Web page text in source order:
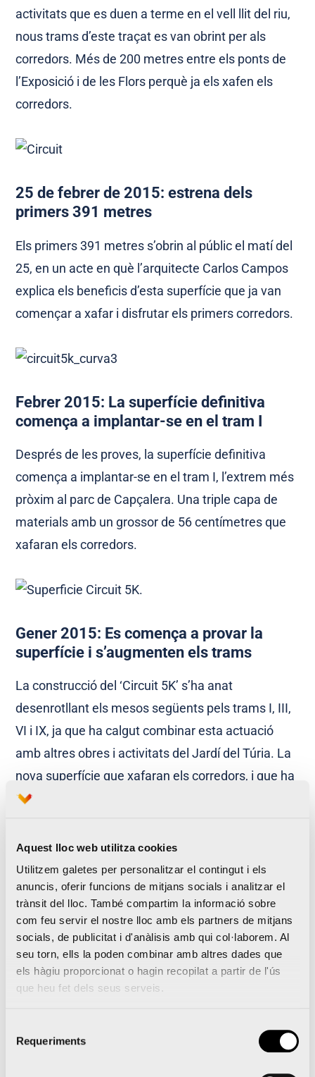
Aquest lloc web utilitza cookies
Utilitzem galetes per personalitzar el contingut i els
anuncis, oferir funcions de mitjans socials i analitzar el
trànsit del lloc. També compartim la informació sobre
com feu servir el nostre lloc amb els partners de mitjans
socials, de publicitat i d'anàlisis amb qui col·laborem. Al
seu torn, ells la poden combinar amb altres dades que
els hàgiu proporcionat o hagin recopilat a partir de l'ús
que heu fet dels seus serveis.
Requeriments
activitats que es duen a terme en el vell llit del riu,
nous trams d’este traçat es van obrint per als
corredors. Més de 200 metres entre els ponts de
l’Exposició i de les Flors perquè ja els xafen els
corredors.
25 de febrer de 2015: estrena dels
primers 391 metres
Els primers 391 metres s’obrin al públic el matí del
25, en un acte en què l’arquitecte Carlos Campos
explica els beneficis d’esta superfície que ja van
començar a xafar i disfrutar els primers corredors.
Febrer 2015: La superfície definitiva
comença a implantar-se en el tram I
Després de les proves, la superfície definitiva
comença a implantar-se en el tram I, l’extrem més
pròxim al parc de Capçalera. Una triple capa de
materials amb un grossor de 56 centímetres que
xafaran els corredors.
Gener 2015: Es comença a provar la
superfície i s’augmenten els trams
La construcció del ‘Circuit 5K’ s’ha anat
desenrotllant els mesos següents pels trams I, III,
VI i IX, ja que ha calgut combinar esta actuació
amb altres obres i activitats del Jardí del Túria. La
nova superfície que xafaran els corredors, i que ha
sigut avalada per l’Institut de Biomecànica de
este carril especial.
Novembre 2014: inici de les obres
Les obres s’han iniciat, a mitjan mes de novembre,
en el Tram I del Jardí del Túria. Els
continua el seu traçat cap a l’est de la ciutat, en el